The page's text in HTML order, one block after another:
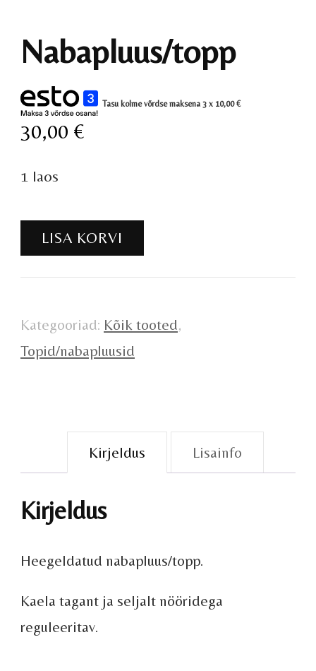
Nabapluus/topp
Tasu kolme võrdse maksena 3 x 10,00€
30,00 €
1 laos
Nabapluus/topp
kogus
LISA KORVI
Kategooriad: Kõik tooted,
Topid/nabapluusid
Kirjeldus Lisainfo
Kirjeldus
Heegeldatud nabapluus/topp.
Kaela tagant ja seljalt nööridega
reguleeritav.